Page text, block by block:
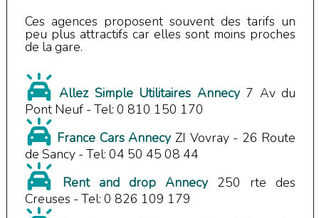
Ces agences proposent souvent des tarifs un
peu plus attractifs car elles sont moins proches
de la gare.
Allez Simple Utilitaires Annecy7 Av du
Pont Neuf - Tel: 0 810 150 170
France Cars Annecy ZI Vovray - 26 Route
de Sancy - Tel: 04 50 45 08 44
Rent and drop Annecy 250 rte des
Creuses - Tel: 0 826 109 179